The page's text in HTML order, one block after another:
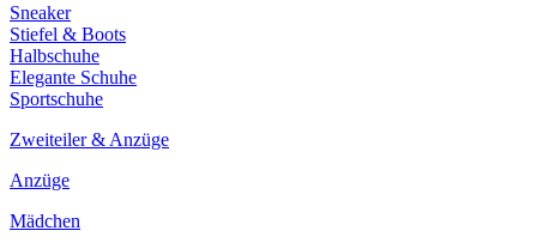
Sneaker
Stiefel & Boots
Halbschuhe
Elegante Schuhe
Sportschuhe
Zweiteiler & Anzüge
Anzüge
Mädchen